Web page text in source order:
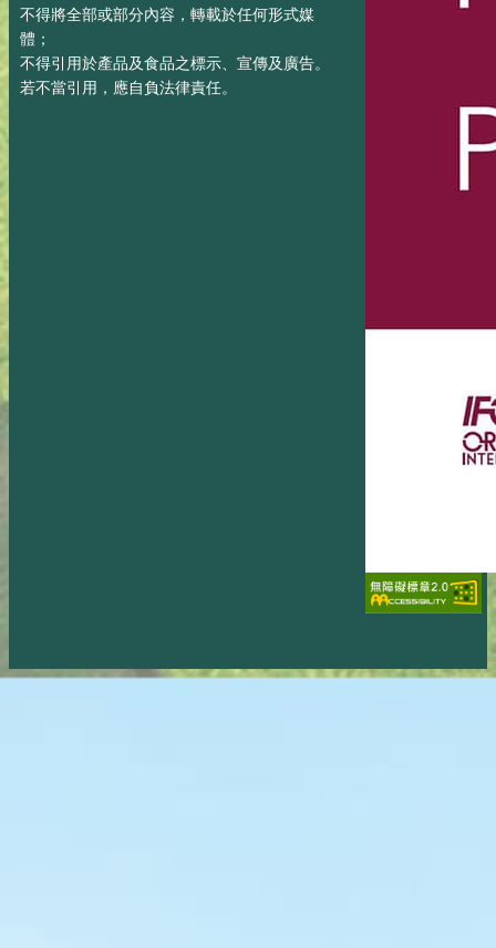
不得將全部或部分內容，轉載於任何形式媒
體；
不得引用於產品及食品之標示、宣傳及廣告。
若不當引用，應自負法律責任。